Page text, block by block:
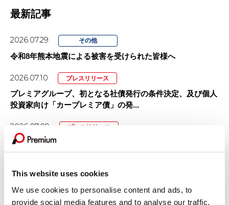
This website uses cookies
We use cookies to personalise content and ads, to
provide social media features and to analyse our traffic.
最新記事
2026.07.29 その他
令和8年熊本地震による被害を受けられた皆様へ
2026.07.10 プレスリリース
プレミアグループ、初となる社債発行の条件決定、及び個人
投資家向け「カープレミア債」の発...
2026.07.09 プレスリリース
プレミアグループ、レーシングドライバー織戸茉彩選手との
スポンサー契約を更新
2026.07.01 プレスリリース
「カープレミア故障保証」を大幅リニューアル！